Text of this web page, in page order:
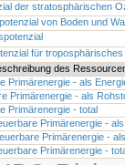
der stratosphärischen
von Boden und
für
des
Primärenergie - als
Primärenergie - als
Primärenergie - total
Primärenergie -
Primärenergie -
Primärenergie -